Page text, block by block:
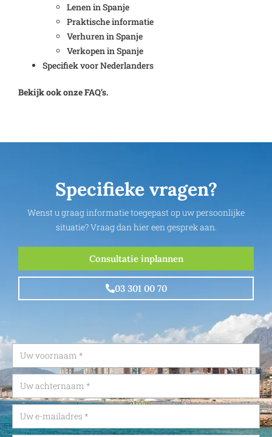
Lenen in Spanje
Praktische informatie
Verhuren in Spanje
Verkopen in Spanje
Specifiek voor Nederlanders
Bekijk ook onze FAQ’s.
Specifieke vragen?
Wenst u graag informatie toegepast op uw persoonlijke
situatie? Vraag dan hier een gesprek aan.
Consultatie inplannen
03 301 00 70